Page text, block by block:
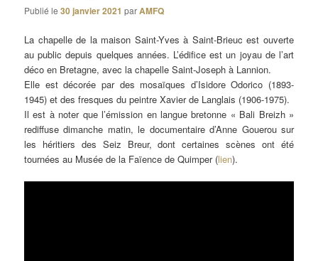
Publié le30 janvier 2021 parAMFQ
La chapelle de la maison Saint-Yves à Saint-Brieuc est ouverte
au public depuis quelques années. L’édifice est un joyau de l’art
déco en Bretagne, avec la chapelle Saint-Joseph à Lannion.
Elle est décorée par des mosaïques d’Isidore Odorico (1893-
1945) et des fresques du peintre Xavier de Langlais (1906-1975).
Il est à noter que l’émission en langue bretonne « Bali Breizh »
rediffuse dimanche matin, le documentaire d’Anne Gouerou sur
les héritiers des Seiz Breur, dont certaines scènes ont été
tournées au Musée de la Faïence de Quimper (lien).